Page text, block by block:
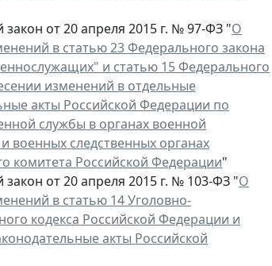
от 20 апреля 2015 г. № 97-ФЗ "О
в статью 23 Федерального закона
и статью 15 Федерального
изменений в отдельные
акты Российской Федерации по
службы в органах военной
военных следственных органах
комитета Российской Федерации"
от 20 апреля 2015 г. № 103-ФЗ "О
в статью 14 Уголовно-
кодекса Российской Федерации и
акты Российской